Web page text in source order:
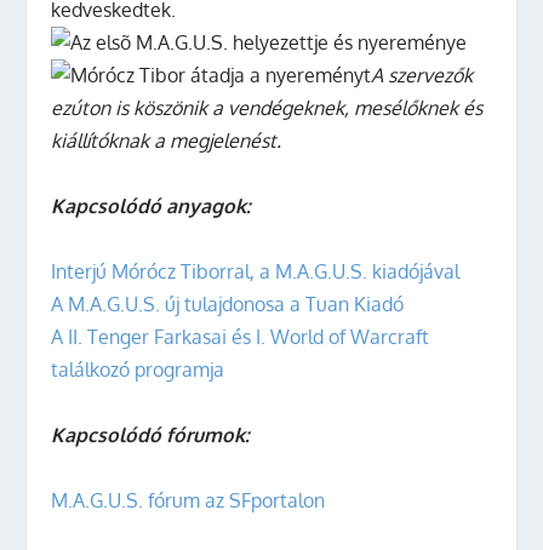
kedveskedtek.
A szervezők
ezúton is köszönik a vendégeknek, mesélőknek és
kiállítóknak a megjelenést.
Kapcsolódó anyagok:
Interjú Mórócz Tiborral, a M.A.G.U.S. kiadójával
A M.A.G.U.S. új tulajdonosa a Tuan Kiadó
A II. Tenger Farkasai és I. World of Warcraft
találkozó programja
Kapcsolódó fórumok:
M.A.G.U.S. fórum az SFportalon